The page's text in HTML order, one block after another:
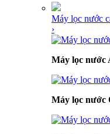
Máy lọc nước
›
Máy lọc nước
Máy lọc nước